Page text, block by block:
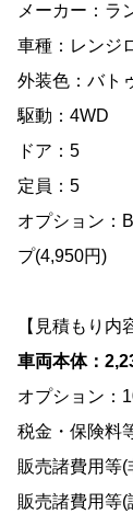
メーカー：ラ
車種：レンジ
外装色：バト
駆動：4WD
ドア：5
定員：5
オプション：
プ(4,950円)
【見積もり内
車両本体：
オプション：
税金・保険料
販売諸費用等(
販売諸費用等(